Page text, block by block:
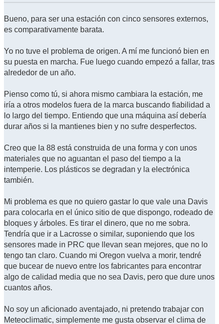
Bueno, para ser una estación con cinco sensores externos,
es comparativamente barata.
Yo no tuve el problema de origen. A mí me funcionó bien en
su puesta en marcha. Fue luego cuando empezó a fallar, tras
alrededor de un año.
Pienso como tú, si ahora mismo cambiara la estación, me
iría a otros modelos fuera de la marca buscando fiabilidad a
lo largo del tiempo. Entiendo que una máquina así debería
durar años si la mantienes bien y no sufre desperfectos.
Creo que la 88 está construida de una forma y con unos
materiales que no aguantan el paso del tiempo a la
intemperie. Los plásticos se degradan y la electrónica
también.
Mi problema es que no quiero gastar lo que vale una Davis
para colocarla en el único sitio de que dispongo, rodeado de
bloques y árboles. Es tirar el dinero, que no me sobra.
Tendría que ir a Lacrosse o similar, suponiendo que los
sensores made in PRC que llevan sean mejores, que no lo
tengo tan claro. Cuando mi Oregon vuelva a morir, tendré
que bucear de nuevo entre los fabricantes para encontrar
algo de calidad media que no sea Davis, pero que dure unos
cuantos años.
No soy un aficionado aventajado, ni pretendo trabajar con
Meteoclimatic, simplemente me gusta observar el clima de